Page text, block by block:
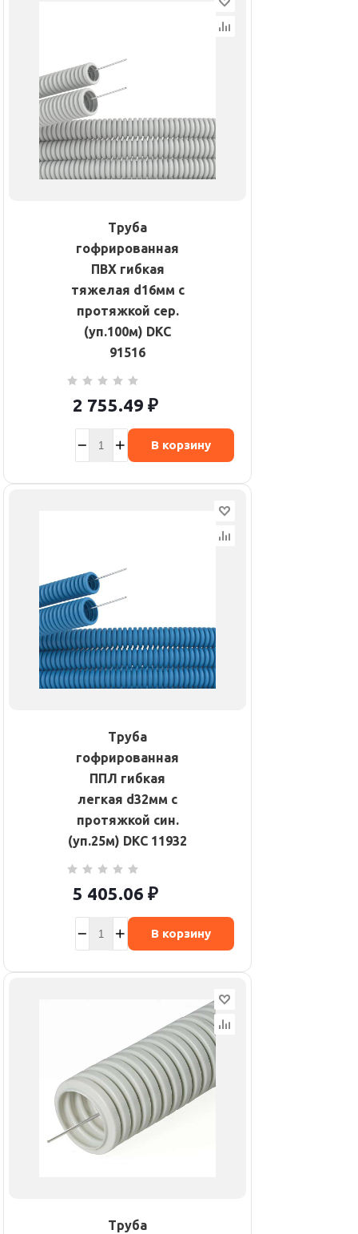
Труба
гофрированная
ПВХ гибкая
тяжелая d16мм с
протяжкой сер.
(уп.100м) DKC
91516
2 755.49 ₽
В корзину
Труба
гофрированная
ППЛ гибкая
легкая d32мм с
протяжкой син.
(уп.25м) DKC 11932
5 405.06 ₽
В корзину
Труба